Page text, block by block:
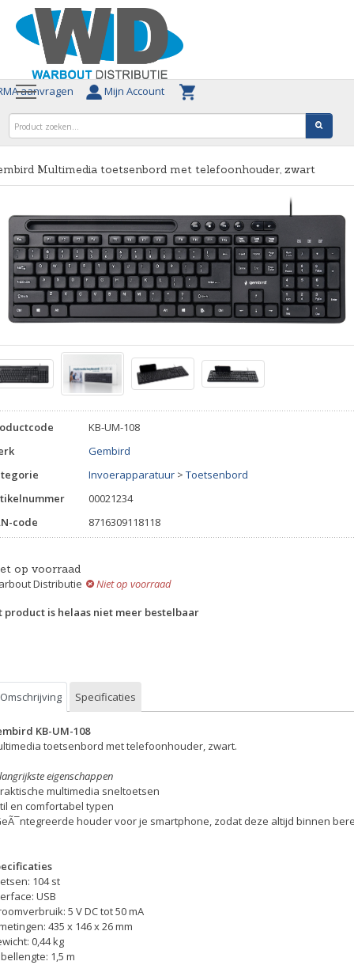
aanvragen Mijn Account
Multimedia toetsenbord met telefoonhouder, zwart
KB-UM-108
Gembird
Invoerapparatuur > Toetsenbord
00021234
code
8716309118118
op voorraad
Distributie
Niet op voorraad
product is helaas niet meer bestelbaar
Omschrijving Specificaties
KB-UM-108
toetsenbord met telefoonhouder, zwart.
eigenschappen
multimedia sneltoetsen
en comfortabel typen
houder voor je smartphone, zodat deze altijd binnen
104 st
USB
5 V DC tot 50 mA
435 x 146 x 26 mm
0,44 kg
1,5 m